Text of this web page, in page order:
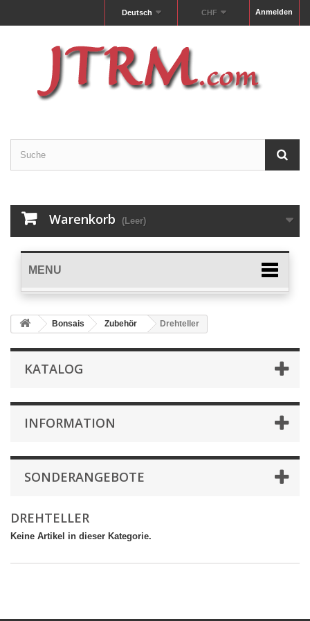
Anmelden
CHF
Deutsch
Warenkorb (Leer)
MENU
Bonsais Zubehör Drehteller
KATALOG
INFORMATION
SONDERANGEBOTE
DREHTELLER
Keine Artikel in dieser Kategorie.